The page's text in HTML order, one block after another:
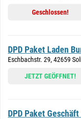
Geschlossen!
DPD Paket Laden
Eschbachstr. 29, 42659
JETZT GEÖFFNET!
DPD Paket